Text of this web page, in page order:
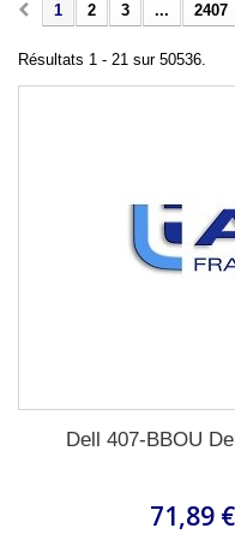
1 2 3 ... 2407
Résultats 1 - 21 sur 50536.
Dell 407-BBOU
71,89 €